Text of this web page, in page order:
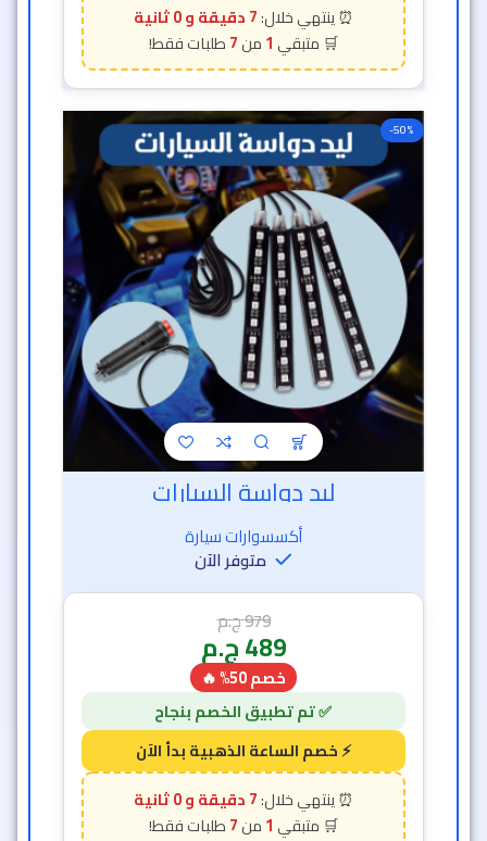
6 دقيقة و 58 ثانية
1
7
-50%
ليد دواسة السيارات
أكسسوارات سيارة
متوفر الآن
979ج.م
489ج.م
خصم 50% 🔥
6 دقيقة و 58 ثانية
1
7